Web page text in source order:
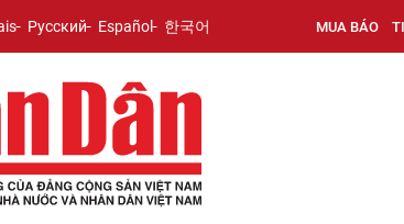
Русский Español 한국어 MUA BÁO